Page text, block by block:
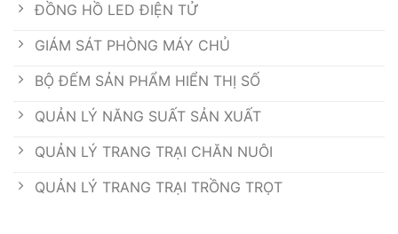
ĐỒNG HỒ LED ĐIỆN TỬ
GIÁM SÁT PHÒNG MÁY CHỦ
BỘ ĐẾM SẢN PHẨM HIỂN THỊ SỐ
QUẢN LÝ NĂNG SUẤT SẢN XUẤT
QUẢN LÝ TRANG TRẠI CHĂN NUÔI
QUẢN LÝ TRANG TRẠI TRỒNG TRỌT